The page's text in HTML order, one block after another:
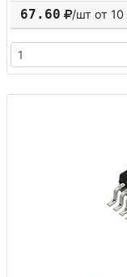
67.60 /шт от 10